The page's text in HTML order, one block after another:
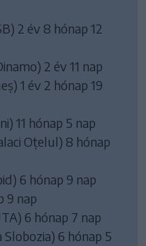
2 év 8 hónap 12
2 év 11 nap
1 év 2 hónap 19
11 hónap 5 nap
Oțelul) 8 hónap
6 hónap 9 nap
9 nap
6 hónap 7 nap
Slobozia) 6 hónap 5